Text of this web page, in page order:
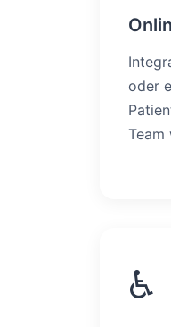
oder
Team
♿